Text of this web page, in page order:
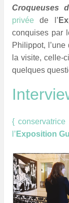
Croqueuses
privée de l’
conquises par
Philippot,
la visite, celle-
quelques
{
l’ Exposition